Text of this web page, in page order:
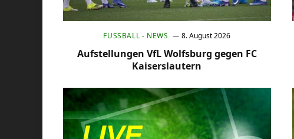
FUSSBALL - NEWS 8. August 2026
Aufstellungen VfL Wolfsburg gegen FC
Kaiserslautern